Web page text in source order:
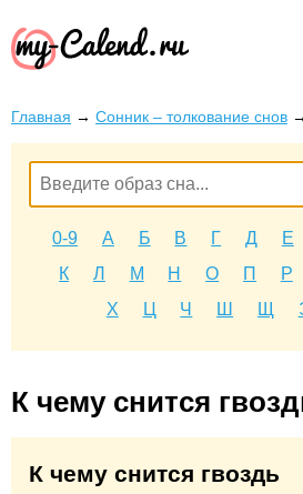
Главная → Сонник – толкование снов →
0-9 А Б В Г Д Е
К
Л М Н О П Р
Х
Ц Ч Ш Щ
К чему снится
К чему снится гвоздь